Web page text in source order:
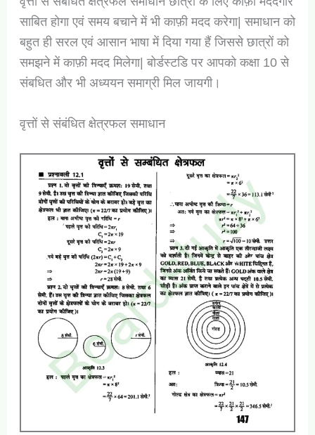
साबित होगा एवं समय बचाने में भी काफ़ी मदद करेगा| समाधान को
बहुत ही सरल एवं आसान भाषा में दिया गया हैं जिससे छात्रों को
समझने में काफ़ी मदद मिलेगा| बोर्डस्टडि पर आपको कक्षा 10 से
संबधित और भी अध्ययन समाग्री मिल जायगी।
वृत्तों से संबंधित क्षेत्रफल समाधान